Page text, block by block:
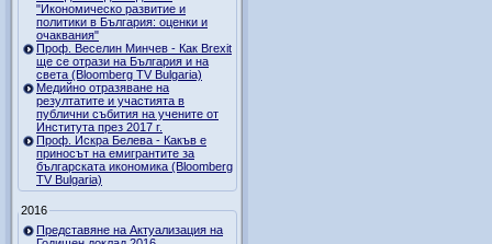
"Икономическо развитие и
политики в България: оценки и
очаквания"
Проф. Веселин Минчев - Как Brexit
ще се отрази на България и на
света (Bloomberg TV Bulgaria)
Медийно отразяване на
резултатите и участията в
публични събития на учените от
Института през 2017 г.
Проф. Искра Белева - Какъв е
приносът на емигрантите за
българската икономика (Bloomberg
TV Bulgaria)
2016
Представяне на Актуализация на